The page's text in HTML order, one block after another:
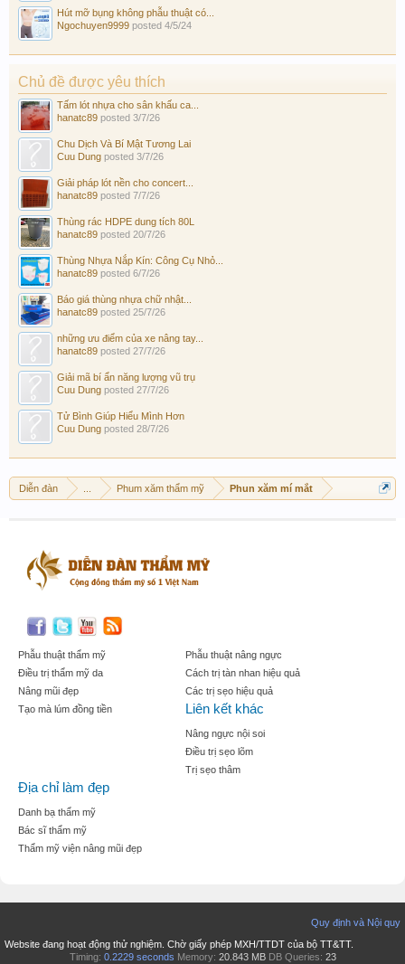
Hút mỡ bụng không phẫu thuật có...
Ngochuyen9999 posted 4/5/24
Chủ đề được yêu thích
Tấm lót nhựa cho sân khấu ca...
hanatc89 posted 3/7/26
Chu Dịch Và Bí Mật Tương Lai
Cuu Dung posted 3/7/26
Giải pháp lót nền cho concert...
hanatc89 posted 7/7/26
Thùng rác HDPE dung tích 80L
hanatc89 posted 20/7/26
Thùng Nhựa Nắp Kín: Công Cụ Nhỏ...
hanatc89 posted 6/7/26
Báo giá thùng nhựa chữ nhật...
hanatc89 posted 25/7/26
những ưu điểm của xe nâng tay...
hanatc89 posted 27/7/26
Giải mã bí ẩn năng lượng vũ trụ
Cuu Dung posted 27/7/26
Tử Bình Giúp Hiểu Mình Hơn
Cuu Dung posted 28/7/26
Diễn đàn Phum xăm thẩm mỹ Phun xăm mí mắt
Phẫu thuật thẩm mỹ
Điều trị thẩm mỹ da
Nâng mũi đẹp
Tạo mà lúm đồng tiền
Phẫu thuật nâng ngực
Cách trị tàn nhan hiệu quả
Các trị sẹo hiệu quả
Liên kết khác
Nâng ngực nội soi
Điều trị sẹo lõm
Trị sẹo thâm
Địa chỉ làm đẹp
Danh bạ thẩm mỹ
Bác sĩ thẩm mỹ
Thẩm mỹ viện nâng mũi đẹp
Quy định và Nội quy
Website đang hoạt động thử nghiệm. Chờ giấy phép MXH/TTDT của bộ TT&TT.
Timing: 0.2229 seconds Memory: 20.843 MB DB Queries: 23